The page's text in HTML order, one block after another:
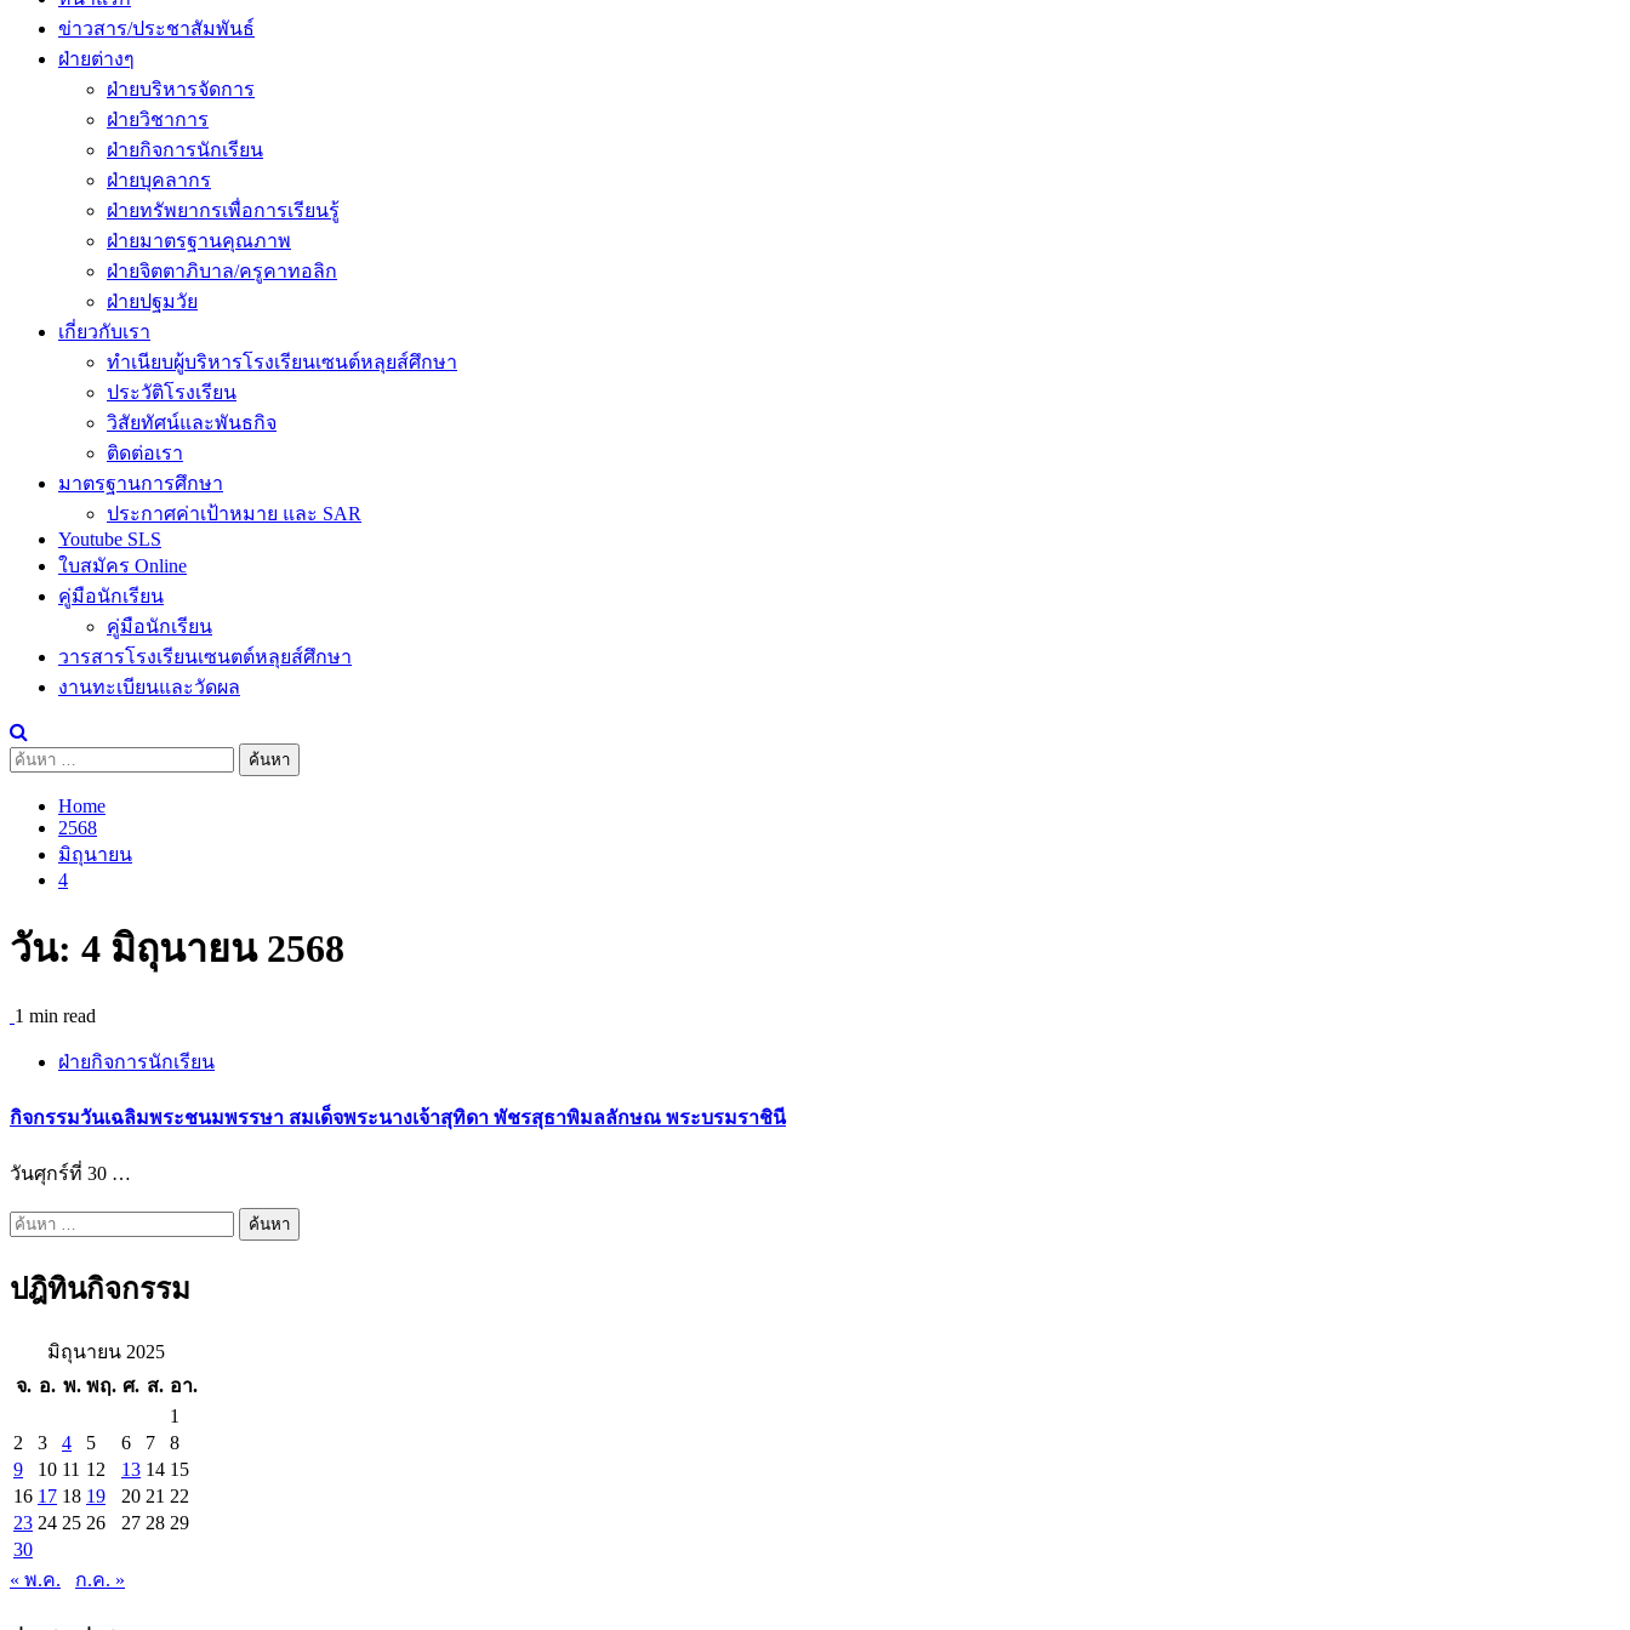
ข่าวสาร/ประชาสัมพันธ์
ฝ่ายต่างๆ
ฝ่ายบริหารจัดการ
ฝ่ายวิชาการ
ฝ่ายกิจการนักเรียน
ฝ่ายบุคลากร
ฝ่ายทรัพยากรเพื่อการเรียนรู้
ฝ่ายมาตรฐานคุณภาพ
ฝ่ายจิตตาภิบาล/ครูคาทอลิก
ฝ่ายปฐมวัย
เกี่ยวกับเรา
ทำเนียบผู้บริหารโรงเรียนเซนต์หลุยส์ศึกษา
ประวัติโรงเรียน
วิสัยทัศน์และพันธกิจ
ติดต่อเรา
มาตรฐานการศึกษา
ประกาศค่าเป้าหมาย และ SAR
Youtube SLS
ใบสมัคร Online
คู่มือนักเรียน
คู่มือนักเรียน
วารสารโรงเรียนเซนตต์หลุยส์ศึกษา
งานทะเบียนและวัดผล
ค้นหา
Home
2568
มิถุนายน
4
วัน: 4 มิถุนายน 2568
1 min read
ฝ่ายกิจการนักเรียน
กิจกรรมวันเฉลิมพระชนมพรรษา สมเด็จพระนางเจ้าสุทิดา พัชรสุธาพิมลลักษณ พระบรมราชินี
วันศุกร์ที่ 30 …
ค้นหา
ปฎิทินกิจกรรม
มิถุนายน 2025
จ. อ. พ. พฤ. ศ. ส. อา.
1
2
3 4 5 6 7
8
9
10 11 12 13 14 15
16 17 18 19 20 21 22
23 24 25 26 27 28 29
30
« พ.ค.
ก.ค. »